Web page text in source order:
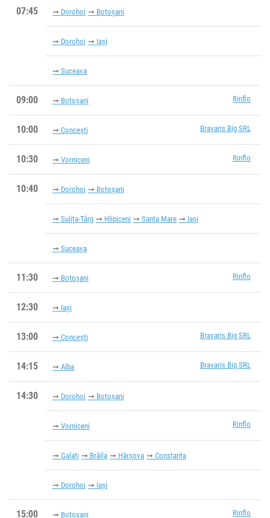
07:45 Dorohoi Botoșani
Dorohoi Iași
Suceava
09:00 Rinflo
Botoșani
10:00 Bravaris Big SRL
Concești
10:30 Rinflo
Vorniceni
10:40 Dorohoi Botoșani
Sulița-Târg Hlipiceni Santa Mare Iași
Suceava
11:30 Rinflo
Botoșani
12:30 Iași
13:00 Bravaris Big SRL
Concești
14:15 Bravaris Big SRL
Alba
14:30 Dorohoi Botoșani
Rinflo
Vorniceni
Galați Brăila Hârșova Constanța
Dorohoi Iași
15:00 Rinflo
Botoșani